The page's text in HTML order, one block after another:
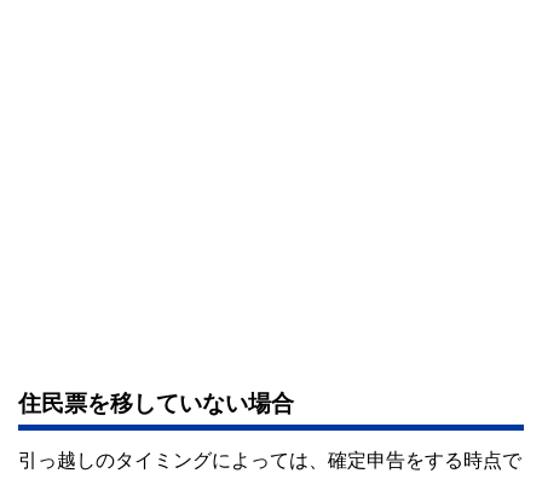
住民票を移していない場合
引っ越しのタイミングによっては、確定申告をする時点で